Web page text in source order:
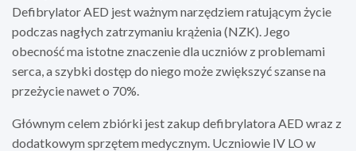
Defibrylator AED jest ważnym narzędziem ratującym życie
podczas nagłych zatrzymaniu krążenia (NZK). Jego
obecność ma istotne znaczenie dla uczniów z problemami
serca, a szybki dostęp do niego może zwiększyć szanse na
przeżycie nawet o 70%.
Głównym celem zbiórki jest zakup defibrylatora AED wraz z
dodatkowym sprzętem medycznym. Uczniowie IV LO w